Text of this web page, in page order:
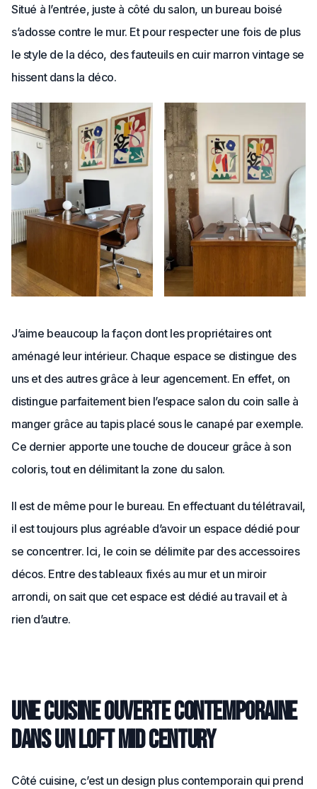
Situé à l’entrée, juste à côté du salon, un bureau boisé
s’adosse contre le mur. Et pour respecter une fois de plus
le style de la déco, des fauteuils en cuir marron vintage se
hissent dans la déco.
J’aime beaucoup la façon dont les propriétaires ont
aménagé leur intérieur. Chaque espace se distingue des
uns et des autres grâce à leur agencement. En effet, on
distingue parfaitement bien l’espace salon du coin salle à
manger grâce au tapis placé sous le canapé par exemple.
Ce dernier apporte une touche de douceur grâce à son
coloris, tout en délimitant la zone du salon.
Il est de même pour le bureau. En effectuant du télétravail,
il est toujours plus agréable d’avoir un espace dédié pour
se concentrer. Ici, le coin se délimite par des accessoires
décos. Entre des tableaux fixés au mur et un miroir
arrondi, on sait que cet espace est dédié au travail et à
rien d’autre.
Une cuisine ouverte contemporaine
dans un loft Mid Century
Côté cuisine, c’est un design plus contemporain qui prend